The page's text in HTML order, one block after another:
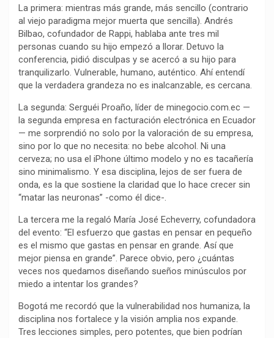
o
o
k
A
p
p
r
a
m
i
n
k
r
t
i
r
La primera: mientras más grande, más sencillo (contrario
al viejo paradigma mejor muerta que sencilla). Andrés
Bilbao, cofundador de Rappi, hablaba ante tres mil
personas cuando su hijo empezó a llorar. Detuvo la
conferencia, pidió disculpas y se acercó a su hijo para
tranquilizarlo. Vulnerable, humano, auténtico. Ahí entendí
que la verdadera grandeza no es inalcanzable, es cercana.
La segunda: Serguéi Proaño, líder de minegocio.com.ec —
la segunda empresa en facturación electrónica en Ecuador
— me sorprendió no solo por la valoración de su empresa,
sino por lo que no necesita: no bebe alcohol. Ni una
cerveza; no usa el iPhone último modelo y no es tacañería
sino minimalismo. Y esa disciplina, lejos de ser fuera de
onda, es la que sostiene la claridad que lo hace crecer sin
“matar las neuronas” -como él dice-.
La tercera me la regaló María José Echeverry, cofundadora
del evento: “El esfuerzo que gastas en pensar en pequeño
es el mismo que gastas en pensar en grande. Así que
mejor piensa en grande”. Parece obvio, pero ¿cuántas
veces nos quedamos diseñando sueños minúsculos por
miedo a intentar los grandes?
Bogotá me recordó que la vulnerabilidad nos humaniza, la
disciplina nos fortalece y la visión amplia nos expande.
Tres lecciones simples, pero potentes, que bien podrían